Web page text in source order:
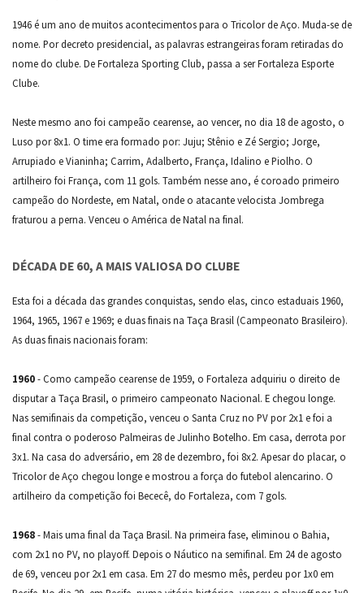
1946 é um ano de muitos acontecimentos para o Tricolor de Aço. Muda-se de
nome. Por decreto presidencial, as palavras estrangeiras foram retiradas do
nome do clube. De Fortaleza Sporting Club, passa a ser Fortaleza Esporte
Clube.
Neste mesmo ano foi campeão cearense, ao vencer, no dia 18 de agosto, o
Luso por 8x1. O time era formado por: Juju; Stênio e Zé Sergio; Jorge,
Arrupiado e Vianinha; Carrim, Adalberto, França, Idalino e Piolho. O
artilheiro foi França, com 11 gols. Também nesse ano, é coroado primeiro
campeão do Nordeste, em Natal, onde o atacante velocista Jombrega
fraturou a perna. Venceu o América de Natal na final.
DÉCADA DE 60, A MAIS VALIOSA DO CLUBE
Esta foi a década das grandes conquistas, sendo elas, cinco estaduais 1960,
1964, 1965, 1967 e 1969; e duas finais na Taça Brasil (Campeonato Brasileiro).
As duas finais nacionais foram:
1960- Como campeão cearense de 1959, o Fortaleza adquiriu o direito de
disputar a Taça Brasil, o primeiro campeonato Nacional. E chegou longe.
Nas semifinais da competição, venceu o Santa Cruz no PV por 2x1 e foi a
final contra o poderoso Palmeiras de Julinho Botelho. Em casa, derrota por
3x1. Na casa do adversário, em 28 de dezembro, foi 8x2. Apesar do placar, o
Tricolor de Aço chegou longe e mostrou a força do futebol alencarino. O
artilheiro da competição foi Bececê, do Fortaleza, com 7 gols.
1968- Mais uma final da Taça Brasil. Na primeira fase, eliminou o Bahia,
com 2x1 no PV, no playoff. Depois o Náutico na semifinal. Em 24 de agosto
de 69, venceu por 2x1 em casa. Em 27 do mesmo mês, perdeu por 1x0 em